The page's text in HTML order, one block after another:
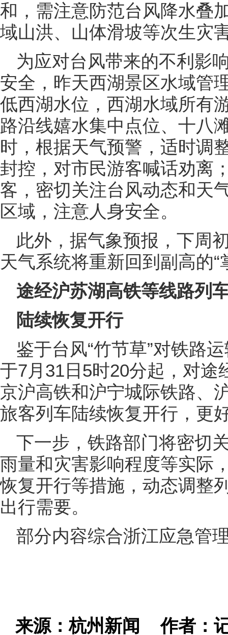
和，需注意防范台风降水叠
域山洪、山体滑坡等次生灾
为应对台风带来的不利影
安全，昨天西湖景区水域管
低西湖水位，西湖水域所有
路沿线嬉水集中点位、十八
时，根据天气预警，适时调
封控，对市民游客喊话劝离
客，密切关注台风动态和天
区域，注意人身安全。
此外，据气象预报，下周
天气系统将重新回到副高的
途经沪苏湖高铁等线路列
陆续恢复开行
鉴于台风“竹节草”对铁路
于7月31日5时20分起，对途
京沪高铁和沪宁城际铁路、
旅客列车陆续恢复开行，更
下一步，铁路部门将密切
雨量和灾害影响程度等实际
恢复开行等措施，动态调整
出行需要。
部分内容综合浙江应急管
来源：杭州新闻作者：